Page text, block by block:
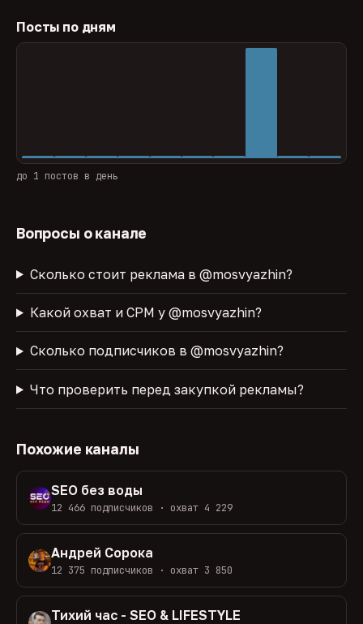
Посты по дням
до 1 постов в день
Вопросы о канале
Сколько стоит реклама в @mosvyazhin?
Какой охват и CPM у @mosvyazhin?
Сколько подписчиков в @mosvyazhin?
Что проверить перед закупкой рекламы?
Похожие каналы
SEO без воды
12 466 подписчиков · охват 4 229
Андрей Сорока
12 375 подписчиков · охват 3 850
Тихий час - SEO & LIFESTYLE